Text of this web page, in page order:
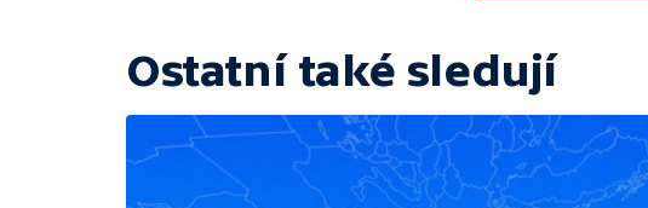
Ostatní také sledují